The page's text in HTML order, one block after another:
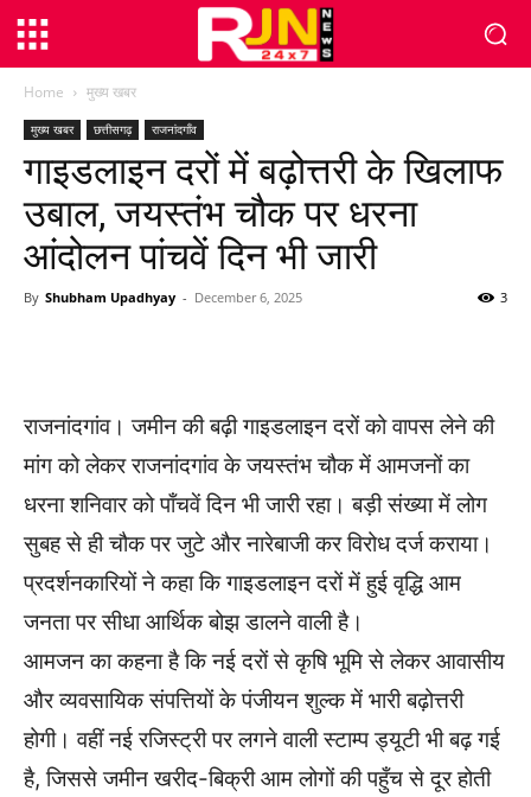
Home मुख्य खबर
मुख्य खबर छत्तीसगढ़ राजनांदगाँव
गाइडलाइन दरों में बढ़ोत्तरी के खिलाफ
उबाल, जयस्तंभ चौक पर धरना
आंदोलन पांचवें दिन भी जारी
By Shubham Upadhyay - December 6, 2025 3
राजनांदगांव। जमीन की बढ़ी गाइडलाइन दरों को वापस लेने की
मांग को लेकर राजनांदगांव के जयस्तंभ चौक में आमजनों का
धरना शनिवार को पाँचवें दिन भी जारी रहा। बड़ी संख्या में लोग
सुबह से ही चौक पर जुटे और नारेबाजी कर विरोध दर्ज कराया।
प्रदर्शनकारियों ने कहा कि गाइडलाइन दरों में हुई वृद्धि आम
जनता पर सीधा आर्थिक बोझ डालने वाली है।
आमजन का कहना है कि नई दरों से कृषि भूमि से लेकर आवासीय
और व्यवसायिक संपत्तियों के पंजीयन शुल्क में भारी बढ़ोत्तरी
होगी। वहीं नई रजिस्ट्री पर लगने वाली स्टाम्प ड्यूटी भी बढ़ गई
है, जिससे जमीन खरीद-बिक्री आम लोगों की पहुँच से दूर होती